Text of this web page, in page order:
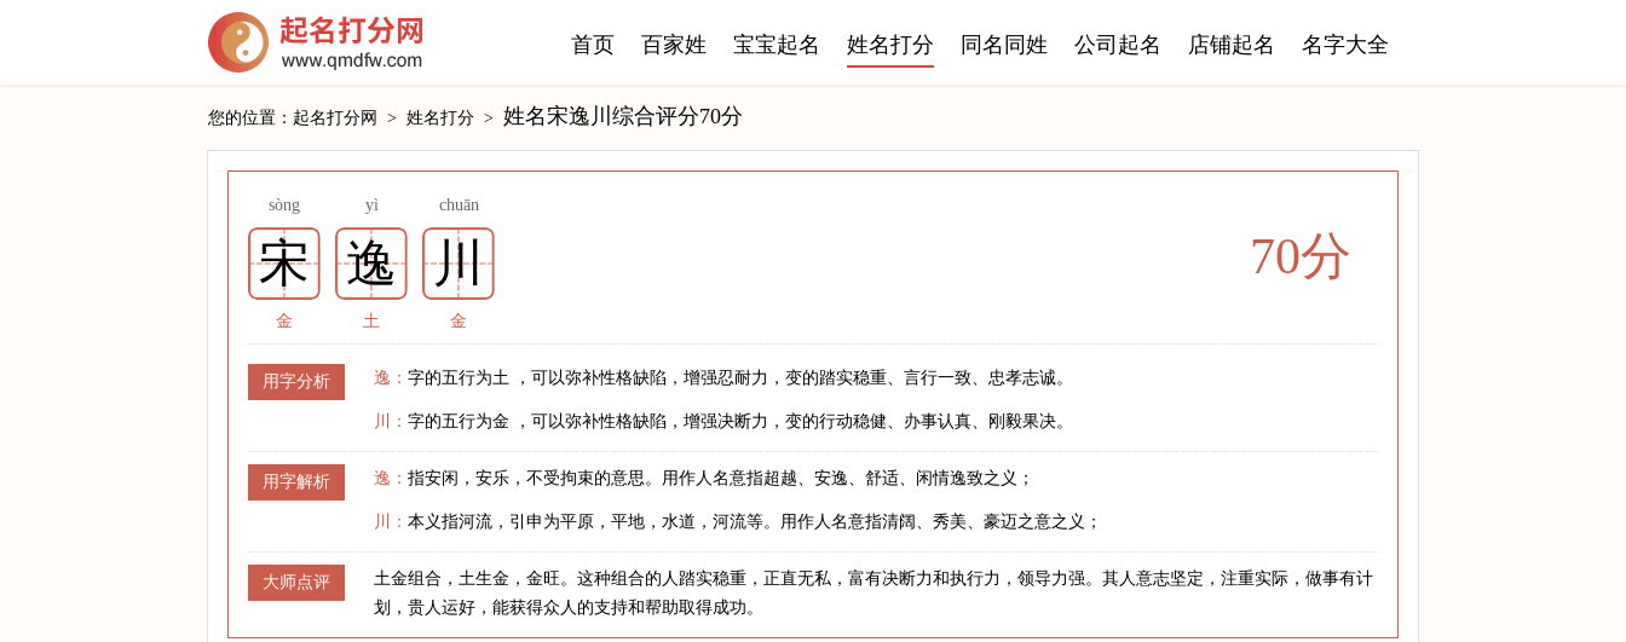
首页 百家姓 宝宝起名 姓名打分 同名同姓 公司起名 店铺起名 名字大全
您的位置： 起名打分网 > 姓名打分 > 姓名宋逸川综合评分70分
sòng yì chuān
宋 逸 川
金 土 金
70分
用字分析 逸： 字的五行为土 ，可以弥补性格缺陷，增强忍耐力，变的踏实稳重、言行一致、忠孝志诚。
川： 字的五行为金 ，可以弥补性格缺陷，增强决断力，变的行动稳健、办事认真、刚毅果决。
用字解析 逸： 指安闲，安乐，不受拘束的意思。用作人名意指超越、安逸、舒适、闲情逸致之义；
川： 本义指河流，引申为平原，平地，水道，河流等。用作人名意指清阔、秀美、豪迈之意之义；
大师点评
土金组合，土生金，金旺。这种组合的人踏实稳重，正直无私，富有决断力和执行力，领导力强。其人意志坚定，注重实际，做事有计
划，贵人运好，能获得众人的支持和帮助取得成功。